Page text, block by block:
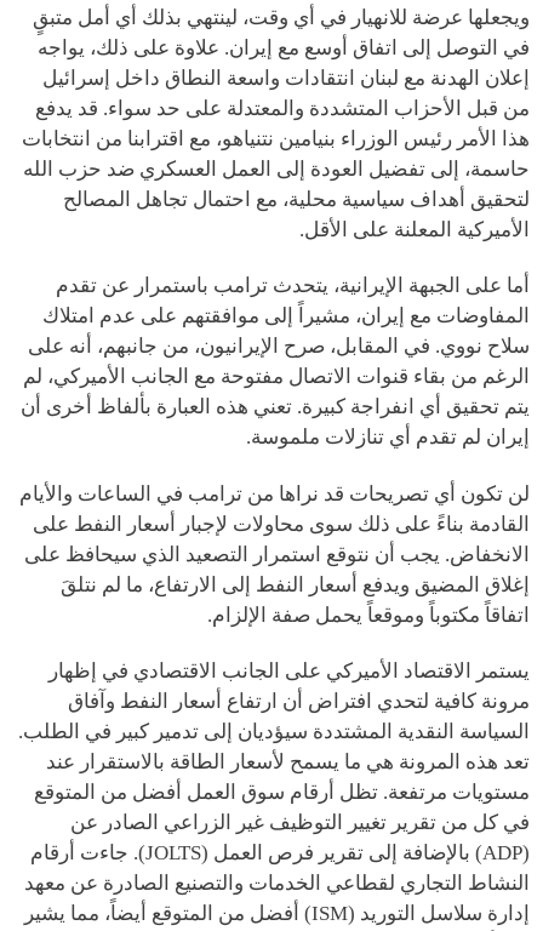
ويجعلها عرضة للانهيار في أي وقت، لينتهي بذلك أي أمل متبقٍ
في التوصل إلى اتفاق أوسع مع إيران. علاوة على ذلك، يواجه
إعلان الهدنة مع لبنان انتقادات واسعة النطاق داخل إسرائيل
من قبل الأحزاب المتشددة والمعتدلة على حد سواء. قد يدفع
هذا الأمر رئيس الوزراء بنيامين نتنياهو، مع اقترابنا من انتخابات
حاسمة، إلى تفضيل العودة إلى العمل العسكري ضد حزب الله
لتحقيق أهداف سياسية محلية، مع احتمال تجاهل المصالح
الأميركية المعلنة على الأقل.
أما على الجبهة الإيرانية، يتحدث ترامب باستمرار عن تقدم
المفاوضات مع إيران، مشيراً إلى موافقتهم على عدم امتلاك
سلاح نووي. في المقابل، صرح الإيرانيون، من جانبهم، أنه على
الرغم من بقاء قنوات الاتصال مفتوحة مع الجانب الأميركي، لم
يتم تحقيق أي انفراجة كبيرة. تعني هذه العبارة بألفاظ أخرى أن
إيران لم تقدم أي تنازلات ملموسة.
لن تكون أي تصريحات قد نراها من ترامب في الساعات والأيام
القادمة بناءً على ذلك سوى محاولات لإجبار أسعار النفط على
الانخفاض. يجب أن نتوقع استمرار التصعيد الذي سيحافظ على
إغلاق المضيق ويدفع أسعار النفط إلى الارتفاع، ما لم نتلقَ
اتفاقاً مكتوباً وموقعاً يحمل صفة الإلزام.
يستمر الاقتصاد الأميركي على الجانب الاقتصادي في إظهار
مرونة كافية لتحدي افتراض أن ارتفاع أسعار النفط وآفاق
السياسة النقدية المشتددة سيؤديان إلى تدمير كبير في الطلب.
تعد هذه المرونة هي ما يسمح لأسعار الطاقة بالاستقرار عند
مستويات مرتفعة. تظل أرقام سوق العمل أفضل من المتوقع
في كل من تقرير تغيير التوظيف غير الزراعي الصادر عن
(ADP) بالإضافة إلى تقرير فرص العمل (JOLTS). جاءت أرقام
النشاط التجاري لقطاعي الخدمات والتصنيع الصادرة عن معهد
إدارة سلاسل التوريد (ISM) أفضل من المتوقع أيضاً، مما يشير